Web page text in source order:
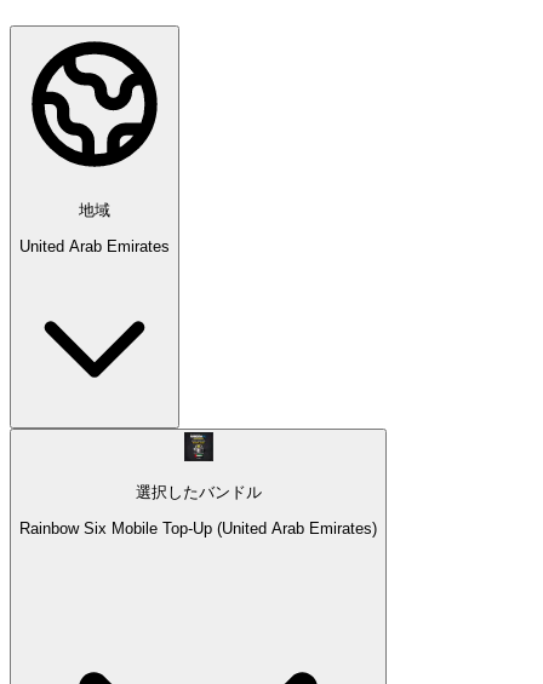
地域
United Arab Emirates
選択したバンドル
Rainbow Six Mobile Top-Up (United Arab Emirates)